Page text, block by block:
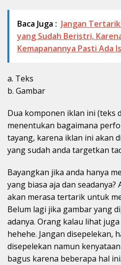
Baca Juga : Jangan
yang Sudah Beristri,
Kemapanannya Pasti Ada
a. Teks
b. Gambar
Dua komponen iklan ini (teks
menentukan bagaimana
tayang, karena iklan ini akan
yang sudah anda targetkan
Bayangkan jika anda hanya
yang biasa aja dan
akan merasa tertarik untuk
Belum lagi jika gambar yang
adanya. Orang kalau lihat
hehehe. Jangan disepelekan,
disepelekan namun
bagus karena beberapa hal ini.